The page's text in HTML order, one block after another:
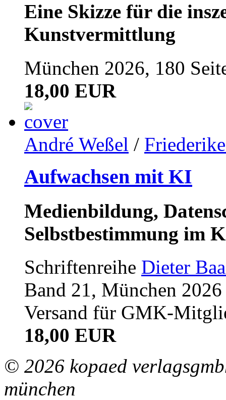
Eine Skizze für die
Kunstvermittlung
München 2026, 180
18,00 EUR
André Weßel /
Aufwachsen mit KI
Medienbildung,
Selbstbestimmung im
Schriftenreihe Dieter
Band 21, München
Versand für GMK-
18,00 EUR
© 2026 kopaed
münchen